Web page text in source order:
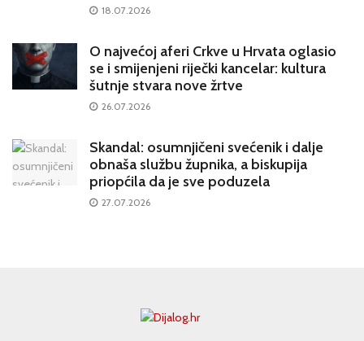
18.07.2026
O najvećoj aferi Crkve u Hrvata oglasio
se i smijenjeni riječki kancelar: kultura
šutnje stvara nove žrtve
26.07.2026
Skandal: osumnjičeni svećenik i dalje
obnaša službu župnika, a biskupija
priopćila da je sve poduzela
27.07.2026